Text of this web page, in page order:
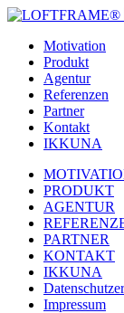
Motivation
Produkt
Agentur
Referenzen
Partner
Kontakt
IKKUNA
PRODUKT
AGENTUR
PARTNER
KONTAKT
IKKUNA
Impressum